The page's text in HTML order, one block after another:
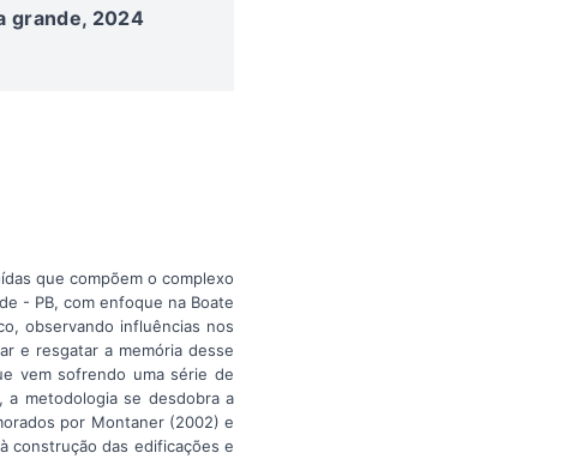
grande, 2024
que compõem o complexo
- PB, com enfoque na Boate
observando influências nos
e resgatar a memória desse
vem sofrendo uma série de
a metodologia se desdobra a
por Montaner (2002) e
construção das edificações e